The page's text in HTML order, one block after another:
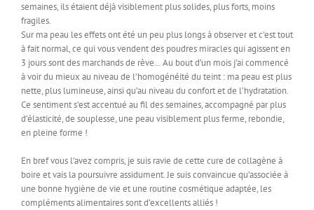
semaines, ils étaient déjà visiblement plus solides, plus forts, moins
fragiles.
Sur ma peau les effets ont été un peu plus longs à observer et c’est tout
à fait normal, ce qui vous vendent des poudres miracles qui agissent en
3 jours sont des marchands de rêve… Au bout d’un mois j’ai commencé
à voir du mieux au niveau de l’homogénéité du teint : ma peau est plus
nette, plus lumineuse, ainsi qu’au niveau du confort et de l’hydratation.
Ce sentiment s’est accentué au fil des semaines, accompagné par plus
d’élasticité, de souplesse, une peau visiblement plus ferme, rebondie,
en pleine forme !
En bref vous l’avez compris, je suis ravie de cette cure de collagène à
boire et vais la poursuivre assidument. Je suis convaincue qu’associée à
une bonne hygiène de vie et une routine cosmétique adaptée, les
compléments alimentaires sont d’excellents alliés !